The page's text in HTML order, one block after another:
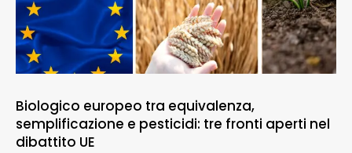
Biologico europeo tra equivalenza,
semplificazione e pesticidi: tre fronti aperti nel
dibattito UE